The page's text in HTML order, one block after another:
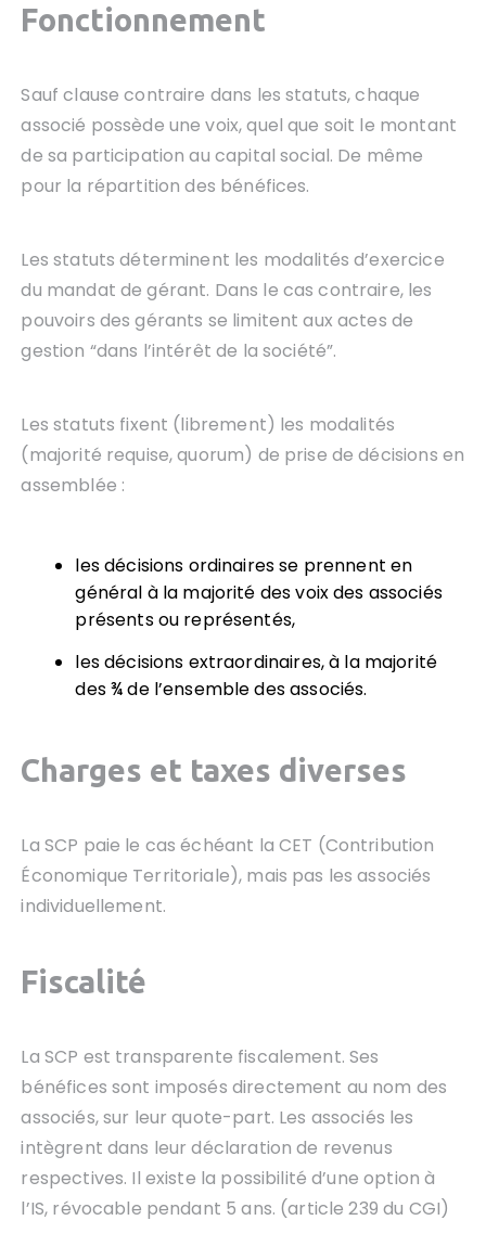
Fonctionnement
Sauf clause contraire dans les statuts, chaque
associé possède une voix, quel que soit le montant
de sa participation au capital social. De même
pour la répartition des bénéfices.
Les statuts déterminent les modalités d’exercice
du mandat de gérant. Dans le cas contraire, les
pouvoirs des gérants se limitent aux actes de
gestion “dans l’intérêt de la société”.
Les statuts fixent (librement) les modalités
(majorité requise, quorum) de prise de décisions en
assemblée :
les décisions ordinaires se prennent en
général à la majorité des voix des associés
présents ou représentés,
les décisions extraordinaires, à la majorité
des ¾ de l’ensemble des associés.
Charges et taxes diverses
La SCP paie le cas échéant la CET (Contribution
Économique Territoriale), mais pas les associés
individuellement.
Fiscalité
La SCP est transparente fiscalement. Ses
bénéfices sont imposés directement au nom des
associés, sur leur quote-part. Les associés les
intègrent dans leur déclaration de revenus
respectives. Il existe la possibilité d’une option à
l’IS, révocable pendant 5 ans. (article 239 du CGI)